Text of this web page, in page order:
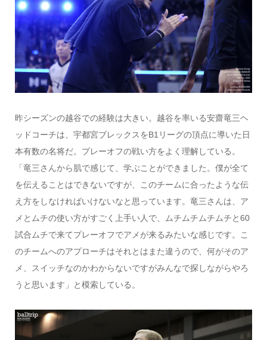
昨シーズンの越谷での経験は大きい。越谷を率いる安齋竜三ヘ
ッドコーチは、宇都宮ブレックスをB1リーグの頂点に導いた日
本有数の名将だ。プレーオフの戦い方をよく理解している。
「竜三さんから肌で感じて、学ぶことができました。僕が全て
を伝えることはできないですが、このチームに合ったような伝
え方をしなければいけないなと思っています。竜三さんは、ア
メとムチの使い方がすごく上手い人で、ムチムチムチムチと60
試合ムチで来てプレーオフでアメが来るみたいな感じです。こ
のチームへのアプローチはそれとはまた違うので、何がそのア
メ、スイッチなのかわからないですがみんなで探しながらやろ
うと思います」と模索している。